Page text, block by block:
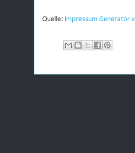
Quelle: Impressum Generator